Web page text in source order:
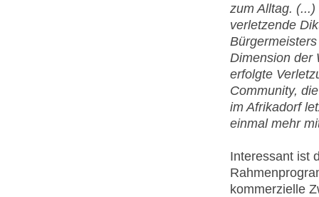
zum Alltag.
verletzende
Dimension der
erfolgte
Community,
im Afrikadorf
einmal mehr
Interessant ist
kommerzielle